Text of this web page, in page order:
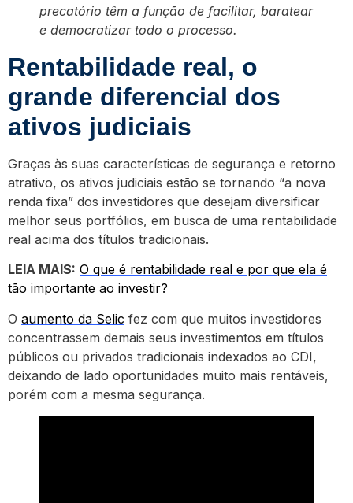
precatório têm a função de facilitar, baratear
e democratizar todo o processo.
Rentabilidade real, o
grande diferencial dos
ativos judiciais
Graças às suas características de segurança e retorno
atrativo, os ativos judiciais estão se tornando “a nova
renda fixa” dos investidores que desejam diversificar
melhor seus portfólios, em busca de uma rentabilidade
real acima dos títulos tradicionais.
LEIA MAIS: O que é rentabilidade real e por que ela é
tão importante ao investir?
O aumento da Selic fez com que muitos investidores
concentrassem demais seus investimentos em títulos
públicos ou privados tradicionais indexados ao CDI,
deixando de lado oportunidades muito mais rentáveis,
porém com a mesma segurança.